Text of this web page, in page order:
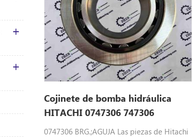
Cojinete de bomba hidráulica
HITACHI 0747306 747306
0747306 BRG.;AGUJA Las piezas de Hitachi